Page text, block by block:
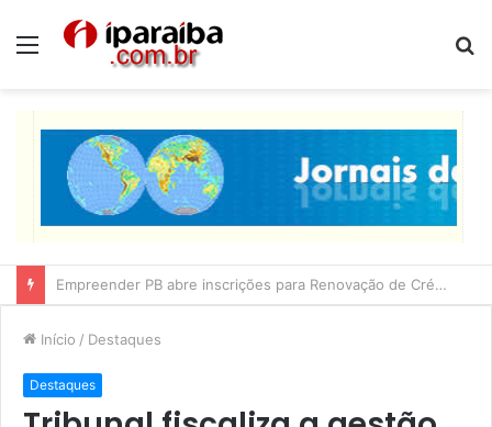
Menu
Lucas Ribeiro inspeciona obras da última etapa do Centro de Convenções
Início / Destaques
Destaques